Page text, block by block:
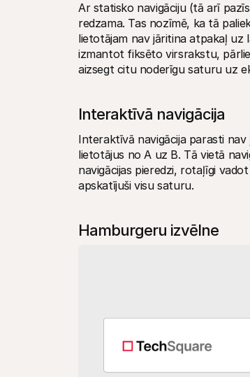
Ar statisko navigāciju (tā arī
redzama. Tas nozīmē, ka tā
lietotājam nav jāritina atpakaļ uz
izmantot fiksēto virsrakstu,
aizsegt citu noderīgu saturu uz
Interaktīvā navigācija
Interaktīvā navigācija parasti nav
lietotājus no A uz B. Tā vietā
navigācijas pieredzi, rotaļīgi
apskatījuši visu saturu.
Hamburgeru izvēlne